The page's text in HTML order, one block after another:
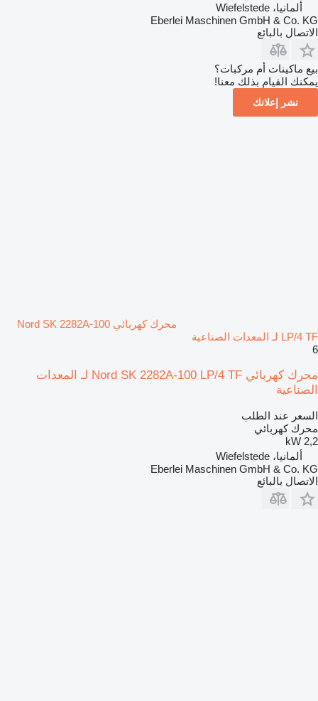
ألمانيا، Wiefelstede
Eberlei Maschinen GmbH & Co. KG
الاتصال بالبائع
بيع ماكينات أم مركبات؟
يمكنك القيام بذلك معنا!
نشر إعلانك
محرك كهربائي Nord SK 2282A-100
LP/4 TF لـ المعدات الصناعية
6
محرك كهربائي Nord SK 2282A-100 LP/4 TF لـ المعدات
الصناعية
السعر عند الطلب
محرك كهربائي
2,2 kW
ألمانيا، Wiefelstede
Eberlei Maschinen GmbH & Co. KG
الاتصال بالبائع